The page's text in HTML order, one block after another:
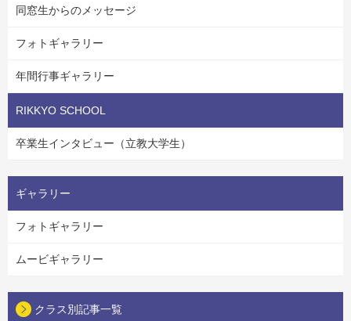
同窓生からのメッセージ
フォトギャラリー
年間行事ギャラリー
RIKKYO SCHOOL
卒業生インタビュー（立教大学生）
ギャラリー
フォトギャラリー
ムービギャラリー
クラス別記事一覧